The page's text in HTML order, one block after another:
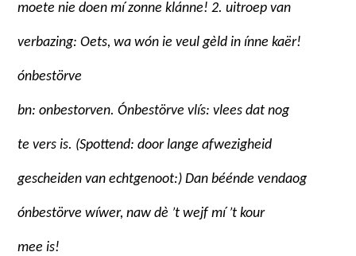
moete nie doen mí zonne klánne! 2. uitroep van
verbazing: Oets, wa wón ie veul gèld in ínne kaër!
ónbestörve
bn: onbestorven. Ónbestörve vlís: vlees dat nog
te vers is. (Spottend: door lange afwezigheid
gescheiden van echtgenoot:) Dan béénde vendaog
ónbestörve wíwer, naw dè ’t wejf mí ’t kour
mee is!